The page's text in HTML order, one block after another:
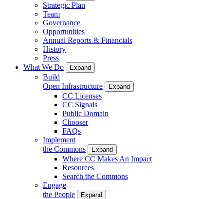
Strategic Plan
Team
Governance
Opportunities
Annual Reports & Financials
History
Press
What We Do
Expand
Build
Open Infrastructure
Expand
CC Licenses
CC Signals
Public Domain
Chooser
FAQs
Implement
the Commons
Expand
Where CC Makes An Impact
Resources
Search the Commons
Engage
the People
Expand